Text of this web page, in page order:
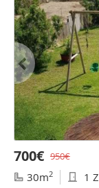
700€ 950€
30m2 1